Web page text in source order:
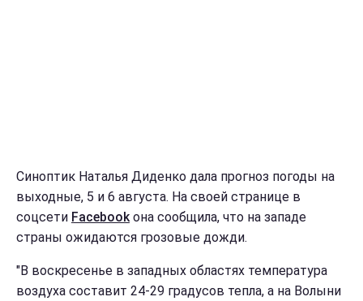
Синоптик Наталья Диденко дала прогноз погоды на
выходные, 5 и 6 августа. На своей странице в
соцсети Facebookона сообщила, что на западе
страны ожидаются грозовые дожди.
"В воскресенье в западных областях температура
воздуха составит 24-29 градусов тепла, а на Волыни